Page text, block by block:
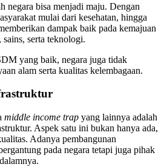
negara bisa menjadi maju. Dengan
mulai dari kesehatan, hingga
dampak baik pada kemajuan
serta teknologi.
yang baik, negara juga tidak
alam serta kualitas kelembagaan.
middle income trap yang lainnya adalah
Aspek satu ini bukan hanya ada,
Adanya pembangunan
pada negara tetapi juga pihak